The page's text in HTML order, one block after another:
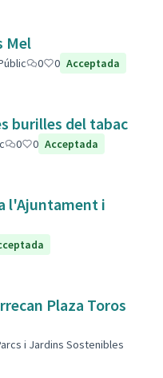
Mel
0 0 Acceptada
burilles del tabac
0 0 Acceptada
l'Ajuntament i
Plaza Toros
i Jardins Sostenibles